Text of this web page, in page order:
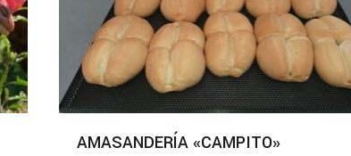
AMASANDERÍA «CAMPITO»